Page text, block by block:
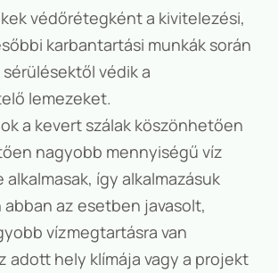
védőrétegként a kivitelezési,
karbantartási munkák során
védik a
lemezeket.
a kevert szálak köszönhetően
nagyobb mennyiségű víz
így alkalmazásuk
az esetben javasolt,
vízmegtartásra van
adott hely klímája vagy a projekt